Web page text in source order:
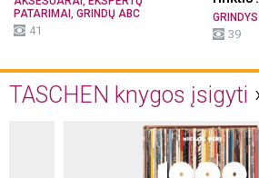
PATARIMAI , GRINDŲ ABC
41
GRINDYS
39
TASCHEN knygos įsigyti